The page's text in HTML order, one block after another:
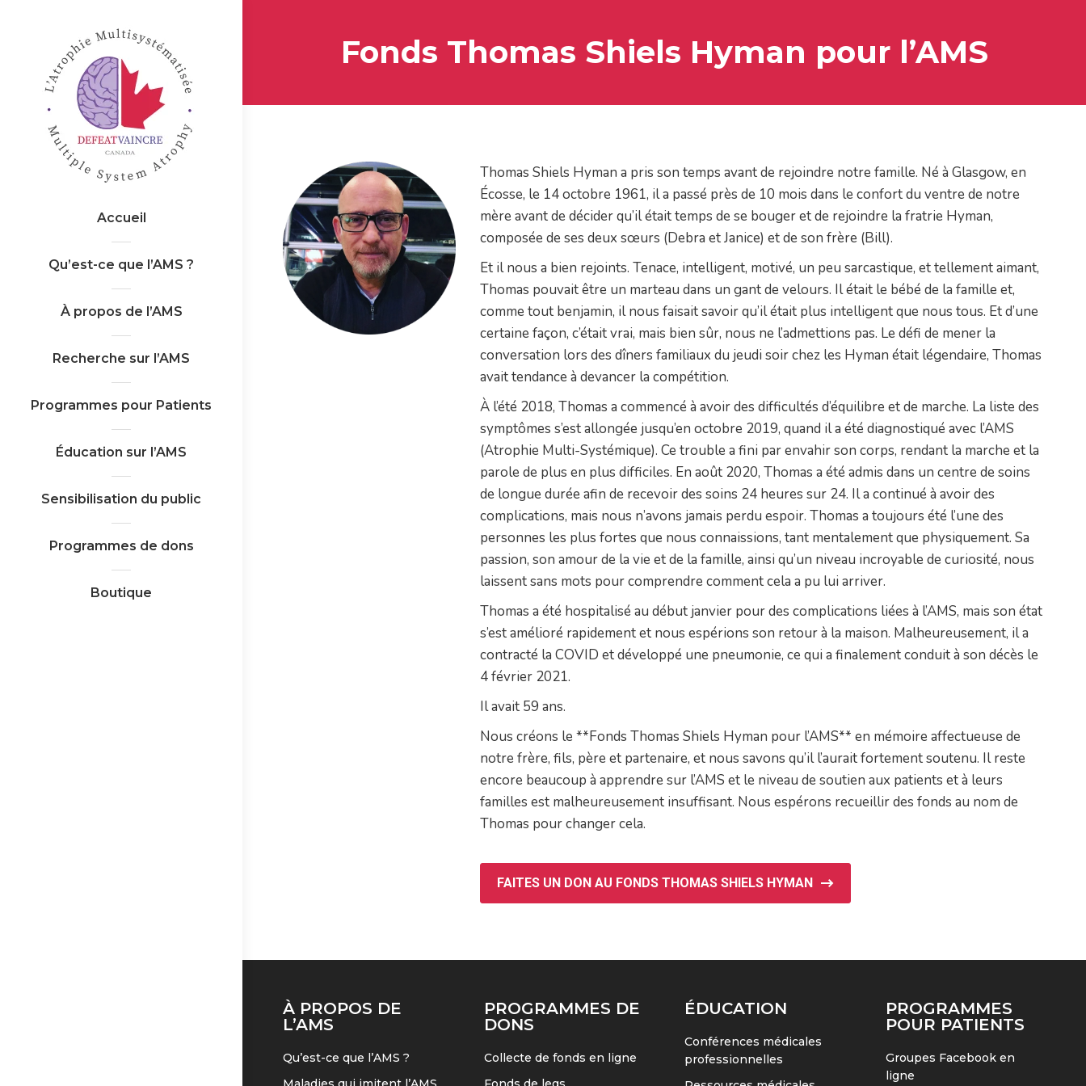
Accueil
Qu’est-ce que l’AMS ?
À propos de l’AMS
Recherche sur l’AMS
Programmes pour Patients
Éducation sur l’AMS
Sensibilisation du public
Programmes de dons
Boutique
Fonds Thomas Shiels Hyman pour l’AMS
Thomas Shiels Hyman a pris son temps avant de rejoindre notre famille. Né à Glasgow, en
Écosse, le 14 octobre 1961, il a passé près de 10 mois dans le confort du ventre de notre
mère avant de décider qu’il était temps de se bouger et de rejoindre la fratrie Hyman,
composée de ses deux sœurs (Debra et Janice) et de son frère (Bill).
Et il nous a bien rejoints. Tenace, intelligent, motivé, un peu sarcastique, et tellement aimant,
Thomas pouvait être un marteau dans un gant de velours. Il était le bébé de la famille et,
comme tout benjamin, il nous faisait savoir qu’il était plus intelligent que nous tous. Et d’une
certaine façon, c’était vrai, mais bien sûr, nous ne l’admettions pas. Le défi de mener la
conversation lors des dîners familiaux du jeudi soir chez les Hyman était légendaire, Thomas
avait tendance à devancer la compétition.
À l’été 2018, Thomas a commencé à avoir des difficultés d’équilibre et de marche. La liste des
symptômes s’est allongée jusqu’en octobre 2019, quand il a été diagnostiqué avec l’AMS
(Atrophie Multi-Systémique). Ce trouble a fini par envahir son corps, rendant la marche et la
parole de plus en plus difficiles. En août 2020, Thomas a été admis dans un centre de soins
de longue durée afin de recevoir des soins 24 heures sur 24. Il a continué à avoir des
complications, mais nous n’avons jamais perdu espoir. Thomas a toujours été l’une des
personnes les plus fortes que nous connaissions, tant mentalement que physiquement. Sa
passion, son amour de la vie et de la famille, ainsi qu’un niveau incroyable de curiosité, nous
laissent sans mots pour comprendre comment cela a pu lui arriver.
Thomas a été hospitalisé au début janvier pour des complications liées à l’AMS, mais son état
s’est amélioré rapidement et nous espérions son retour à la maison. Malheureusement, il a
contracté la COVID et développé une pneumonie, ce qui a finalement conduit à son décès le
4 février 2021.
Il avait 59 ans.
Nous créons le **Fonds Thomas Shiels Hyman pour l’AMS** en mémoire affectueuse de
notre frère, fils, père et partenaire, et nous savons qu’il l’aurait fortement soutenu. Il reste
encore beaucoup à apprendre sur l’AMS et le niveau de soutien aux patients et à leurs
familles est malheureusement insuffisant. Nous espérons recueillir des fonds au nom de
Thomas pour changer cela.
FAITES UN DON AU FONDS THOMAS SHIELS HYMAN
À PROPOS DE
L’AMS
Qu’est-ce que l’AMS ?
PROGRAMMES DE
DONS
Collecte de fonds en ligne
ÉDUCATION
Conférences médicales
professionnelles
PROGRAMMES
POUR PATIENTS
Groupes Facebook en
ligne